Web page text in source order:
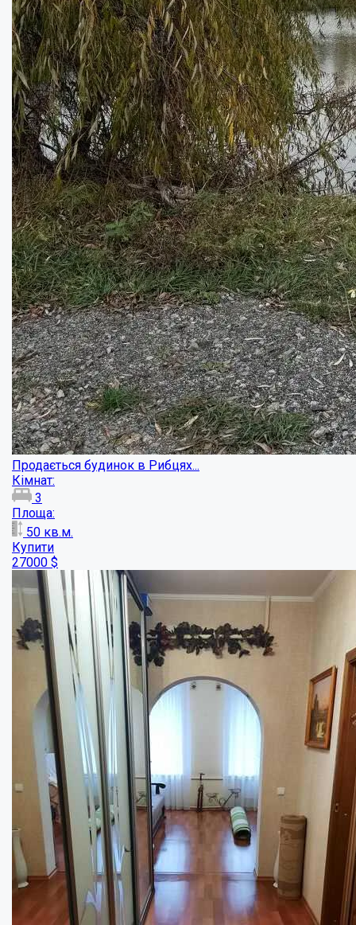
3
Площа:
50кв.м.
Купити
27000 $
Гарна частина будинку
Кімнат:
Площа:
кв.м.
Купити
90000 $